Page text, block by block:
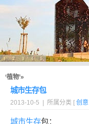
‘植物’»
城市生存包
2013-10-5 | 所属分类 [ 创意
城市生存包：